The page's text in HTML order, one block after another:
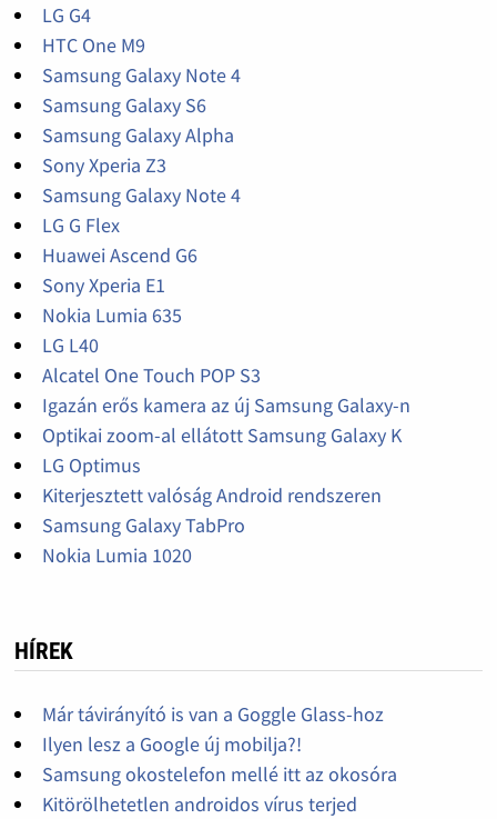
LG G4
HTC One M9
Samsung Galaxy Note 4
Samsung Galaxy S6
Samsung Galaxy Alpha
Sony Xperia Z3
Samsung Galaxy Note 4
LG G Flex
Huawei Ascend G6
Sony Xperia E1
Nokia Lumia 635
LG L40
Alcatel One Touch POP S3
Igazán erős kamera az új Samsung Galaxy-n
Optikai zoom-al ellátott Samsung Galaxy K
LG Optimus
Kiterjesztett valóság Android rendszeren
Samsung Galaxy TabPro
Nokia Lumia 1020
HÍREK
Már távirányító is van a Goggle Glass-hoz
Ilyen lesz a Google új mobilja?!
Samsung okostelefon mellé itt az okosóra
Kitörölhetetlen androidos vírus terjed